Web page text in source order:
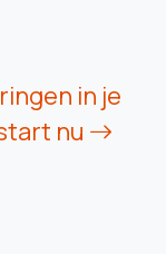
in je
nu